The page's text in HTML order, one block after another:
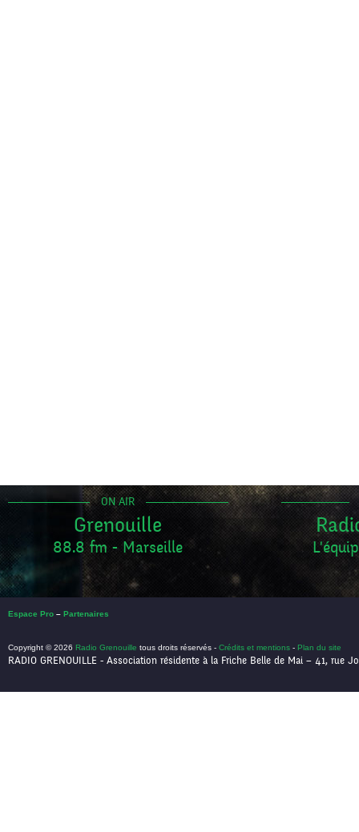
ON AIR
Grenouille
88.8 fm - Marseille
Espace Pro – Partenaires
Copyright © 2026 Radio Grenouille tous droits réservés - Crédits et mentions - Plan du site
RADIO GRENOUILLE - Association résidente à la Friche Belle de Mai – 41, rue